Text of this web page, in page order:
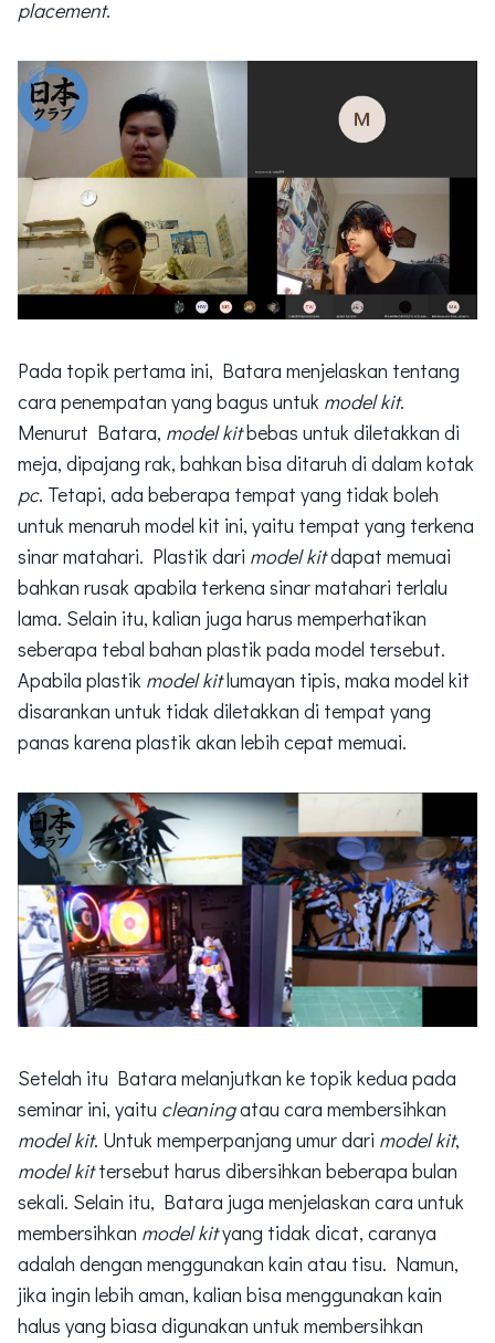
placement.
Pada topik pertama ini, Batara menjelaskan tentang
cara penempatan yang bagus untuk model kit.
Menurut Batara, model kitbebas untuk diletakkan di
meja, dipajang rak, bahkan bisa ditaruh di dalam kotak
pc. Tetapi, ada beberapa tempat yang tidak boleh
untuk menaruh model kit ini, yaitu tempat yang terkena
sinar matahari. Plastik dari model kitdapat memuai
bahkan rusak apabila terkena sinar matahari terlalu
lama. Selain itu, kalian juga harus memperhatikan
seberapa tebal bahan plastik pada model tersebut.
Apabila plastik model kitlumayan tipis, maka model kit
disarankan untuk tidak diletakkan di tempat yang
panas karena plastik akan lebih cepat memuai.
Setelah itu Batara melanjutkan ke topik kedua pada
seminar ini, yaitu cleaningatau cara membersihkan
model kit. Untuk memperpanjang umur dari model kit,
model kittersebut harus dibersihkan beberapa bulan
sekali. Selain itu, Batara juga menjelaskan cara untuk
membersihkan model kityang tidak dicat, caranya
adalah dengan menggunakan kain atau tisu. Namun,
jika ingin lebih aman, kalian bisa menggunakan kain
halus yang biasa digunakan untuk membersihkan